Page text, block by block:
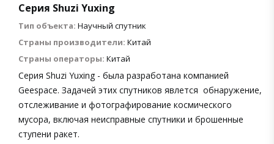
Серия Shuzi Yuxing
Тип объекта: Научный спутник
Страны производители: Китай
Страны операторы: Китай
Серия Shuzi Yuxing - была разработана компанией
Geespace. Задачей этих спутников явлется обнаружение,
отслеживание и фотографирование космического
мусора, включая неисправные спутники и брошенные
ступени ракет.